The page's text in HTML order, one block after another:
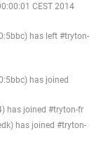
CEST 2014
has left #tryton-
has joined
has joined #tryton-fr
has joined #tryton-